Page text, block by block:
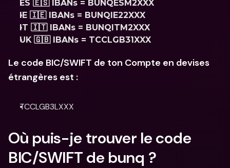
ES 🇪🇸 IBANs = BUNQESM2XXX
IE 🇮🇪 IBANs = BUNQIE22XXX
IT 🇮🇹 IBANs = BUNQITM2XXX
UK 🇬🇧 IBANs = TCCLGB31XXX
Le code BIC/SWIFT de ton Compte en devises
étrangères est :
TCCLGB3LXXX
Où puis-je trouver le code
BIC/SWIFT de bunq ?